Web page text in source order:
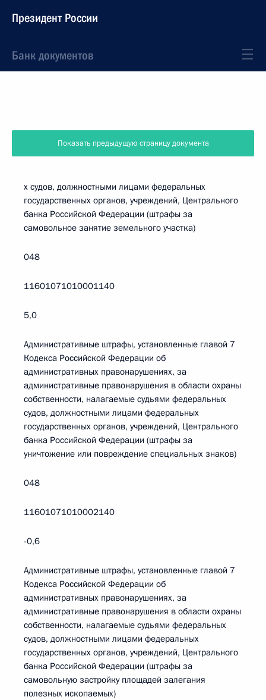
Президент России
Банк документов
Показать предыдущую страницу документа
х судов, должностными лицами федеральных
государственных органов, учреждений, Центрального
банка Российской Федерации (штрафы за
самовольное занятие земельного участка)
048
11601071010001140
5,0
Административные штрафы, установленные главой 7
Кодекса Российской Федерации об
административных правонарушениях, за
административные правонарушения в области охраны
собственности, налагаемые судьями федеральных
судов, должностными лицами федеральных
государственных органов, учреждений, Центрального
банка Российской Федерации (штрафы за
уничтожение или повреждение специальных знаков)
048
11601071010002140
-0,6
Административные штрафы, установленные главой 7
Кодекса Российской Федерации об
административных правонарушениях, за
административные правонарушения в области охраны
собственности, налагаемые судьями федеральных
судов, должностными лицами федеральных
государственных органов, учреждений, Центрального
банка Российской Федерации (штрафы за
самовольную застройку площадей залегания
полезных ископаемых)